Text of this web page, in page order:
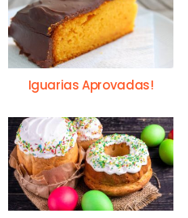
Iguarias Aprovadas!